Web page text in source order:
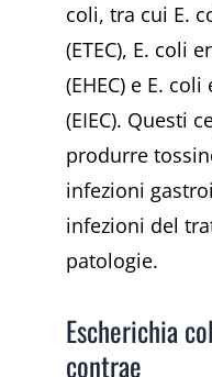
coli, tra cui E.
(ETEC), E. coli
(EHEC) e E.
(EIEC). Questi
produrre
infezioni
infezioni del
patologie.
Escherichia
contrae